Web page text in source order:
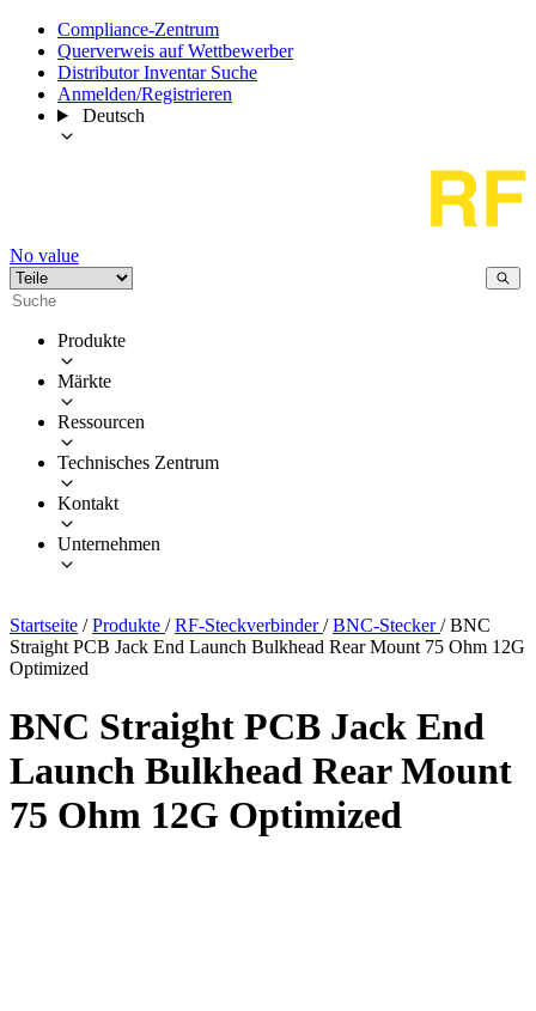
Compliance-Zentrum
Querverweis auf Wettbewerber
Distributor Inventar Suche
Anmelden/Registrieren
Deutsch
No value
Produkte
Märkte
Ressourcen
Technisches Zentrum
Kontakt
Unternehmen
Startseite / Produkte / RF-Steckverbinder/ BNC-Stecker/ BNC
Straight PCB Jack End Launch Bulkhead Rear Mount 75 Ohm 12G
Optimized
BNC Straight PCB Jack End
Launch Bulkhead Rear Mount
75 Ohm 12G Optimized